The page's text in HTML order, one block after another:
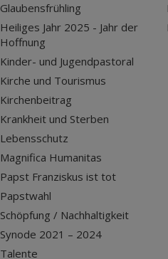
Glaubensfrühling
Heiliges Jahr 2025 - Jahr der
Hoffnung
Kinder- und Jugendpastoral
Kirche und Tourismus
Kirchenbeitrag
Krankheit und Sterben
Lebensschutz
Magnifica Humanitas
Papst Franziskus ist tot
Papstwahl
Schöpfung / Nachhaltigkeit
Synode 2021 – 2024
Talente